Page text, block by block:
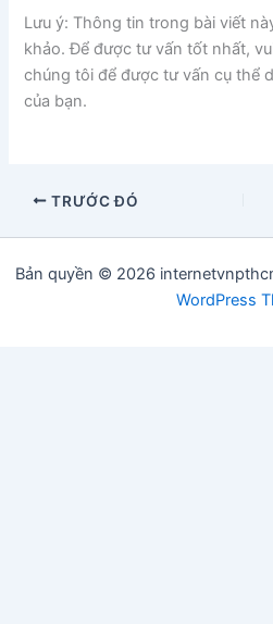
Lưu ý: Thông tin trong bài viết
khảo. Để được tư vấn tốt nhất,
chúng tôi để được tư vấn cụ thể
của bạn.
TRƯỚC ĐÓ
Bản quyền © 2026
WordPress